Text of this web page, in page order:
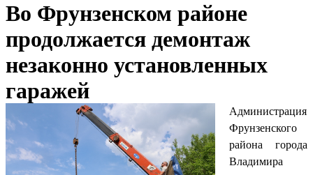
Во Фрунзенском районе
продолжается демонтаж
незаконно установленных
гаражей
Администрация
Фрунзенского
района города
Владимира